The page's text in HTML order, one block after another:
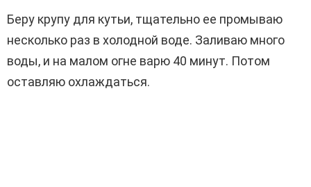
Беру крупу для кутьи, тщательно ее промываю
несколько раз в холодной воде. Заливаю много
воды, и на малом огне варю 40 минут. Потом
оставляю охлаждаться.